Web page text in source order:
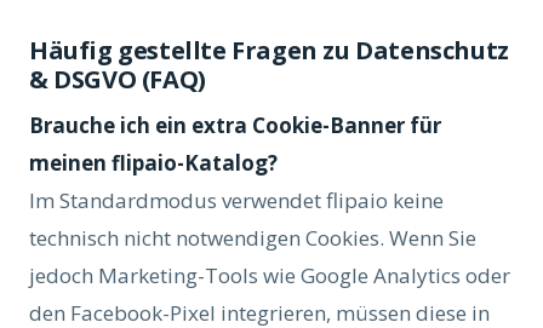
Häufig gestellte Fragen zu Datenschutz
& DSGVO (FAQ)
Brauche ich ein extra Cookie-Banner für
meinen flipaio-Katalog?
Im Standardmodus verwendet flipaio keine
technisch nicht notwendigen Cookies. Wenn Sie
jedoch Marketing-Tools wie Google Analytics oder
den Facebook-Pixel integrieren, müssen diese in